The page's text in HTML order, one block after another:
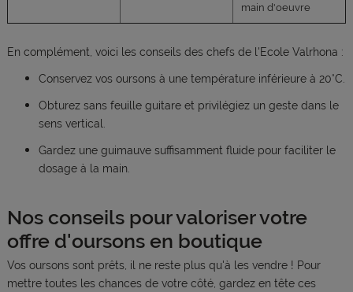
main d'oeuvre
En complément, voici les conseils des chefs de l'Ecole Valrhona :
Conservez vos oursons à une température inférieure à 20°C.
Obturez sans feuille guitare et privilégiez un geste dans le
sens vertical.
Gardez une guimauve suffisamment fluide pour faciliter le
dosage à la main.
Nos conseils pour valoriser votre
offre d'oursons en boutique
Vos oursons sont prêts, il ne reste plus qu'à les vendre ! Pour
mettre toutes les chances de votre côté, gardez en tête ces